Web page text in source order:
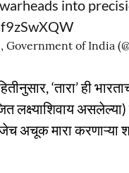
into
of India
‘तारा’ ही
असलेल्या)
अचूक मारा करणाऱ्या